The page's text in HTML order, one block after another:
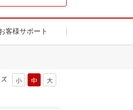
客様サポート